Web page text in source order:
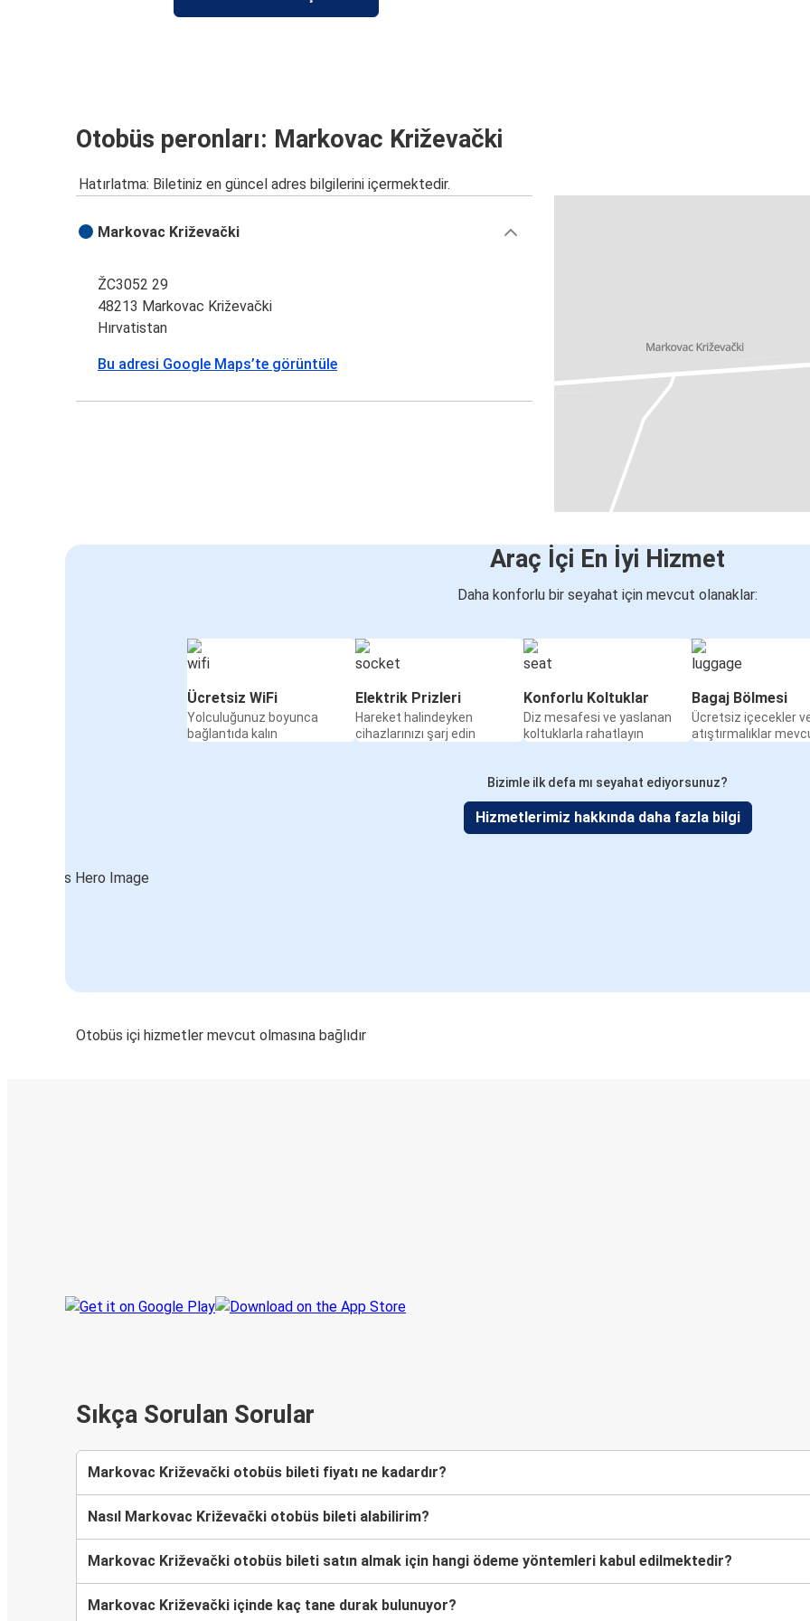
Otobüs peronları: Markovac Križevački
Hatırlatma: Biletiniz en güncel adres bilgilerini içermektedir.
Markovac Križevački
ŽC3052 29
48213 Markovac Križevački
Hırvatistan
Bu adresi Google Maps’te görüntüle
Araç İçi En İyi Hizmet
Daha konforlu bir seyahat için mevcut olanaklar:
Ücretsiz WiFi
Yolculuğunuz boyunca
bağlantıda kalın
Elektrik Prizleri
Hareket halindeyken
cihazlarınızı şarj edin
Konforlu Koltuklar
Diz mesafesi ve yaslanan
koltuklarla rahatlayın
Bagaj Bölmesi
Ücretsiz içecekler
atıştırmalıklar
Bizimle ilk defa mı seyahat ediyorsunuz?
Hizmetlerimiz hakkında daha fazla bilgi
Otobüs içi hizmetler mevcut olmasına bağlıdır
Sıkça Sorulan Sorular
Markovac Križevački otobüs bileti fiyatı ne kadardır?
Nasıl Markovac Križevački otobüs bileti alabilirim?
Markovac Križevački otobüs bileti satın almak için hangi ödeme yöntemleri kabul edilmektedir?
Markovac Križevački içinde kaç tane durak bulunuyor?